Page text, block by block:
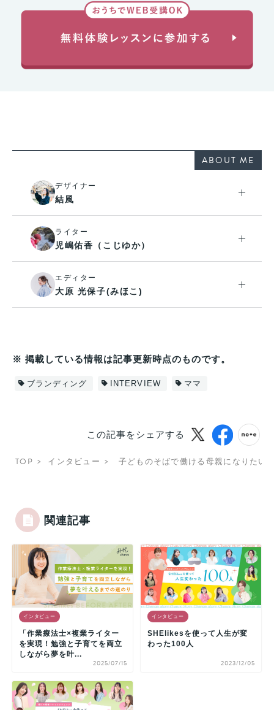
ABOUT ME
デザイナー
結風
ライター
児嶋佑香（こじゆか）
エディター
大原 光保子(みほこ)
※ 掲載している情報は記事更新時点のものです。
ブランディング INTERVIEW ママ
この記事をシェアする
TOP インタビュー 子どものそばで働ける母親になりたい
関連記事
インタビュー
「作業療法士×複業ライター
を実現！勉強と子育てを両立
しながら夢を叶...
2025/07/15
インタビュー
SHElikesを使って人生が変
わった100人
2023/12/05